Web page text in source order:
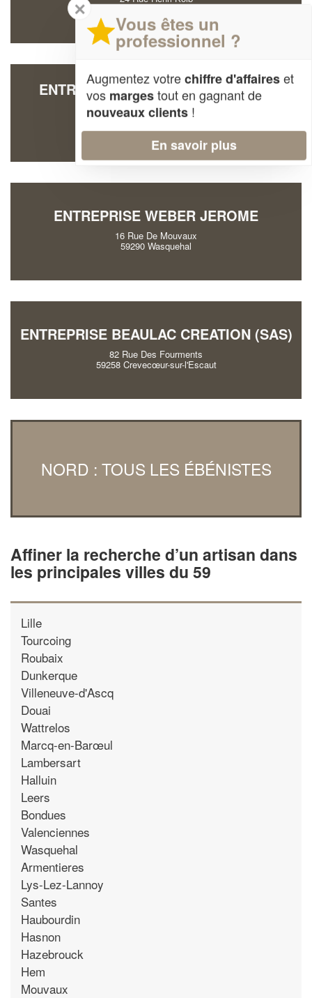
59000 Lille
ENTREPRISE AG2 INTERNATIONAL
(SAS)
59200 Tourcoing
ENTREPRISE WEBER JEROME
16 Rue De Mouvaux
59290 Wasquehal
ENTREPRISE BEAULAC CREATION (SAS)
82 Rue Des Fourments
59258 Crevecœur-sur-l'Escaut
NORD : TOUS LES ÉBÉNISTES
Affiner la recherche d’un artisan dans
les principales villes du 59
Lille
Tourcoing
Roubaix
Dunkerque
Villeneuve-d'Ascq
Douai
Wattrelos
Marcq-en-Barœul
Lambersart
Halluin
Leers
Bondues
Valenciennes
Wasquehal
Armentieres
Lys-Lez-Lannoy
Santes
Haubourdin
Hasnon
Hazebrouck
Hem
Mouvaux
✕
Vous êtes un
professionnel ?
Augmentez votrechiffre d'affaireset
vos margestout en gagnant de
nouveaux clients !
En savoir plus